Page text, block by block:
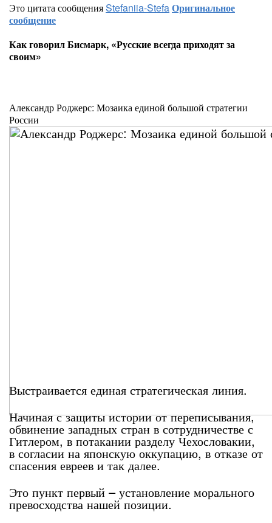
Это цитата сообщенияStefaniia-StefaОригинальное
сообщение
Как говорил Бисмарк, «Русские всегда приходят за
своим»
Александр Роджерс: Мозаика единой большой стратегии
России
Выстраивается единая стратегическая линия.
Начиная с защиты истории от переписывания,
обвинение западных стран в сотрудничестве с
Гитлером, в потакании разделу Чехословакии,
в согласии на японскую оккупацию, в отказе от
спасения евреев и так далее.
Это пункт первый – установление морального
превосходства нашей позиции.